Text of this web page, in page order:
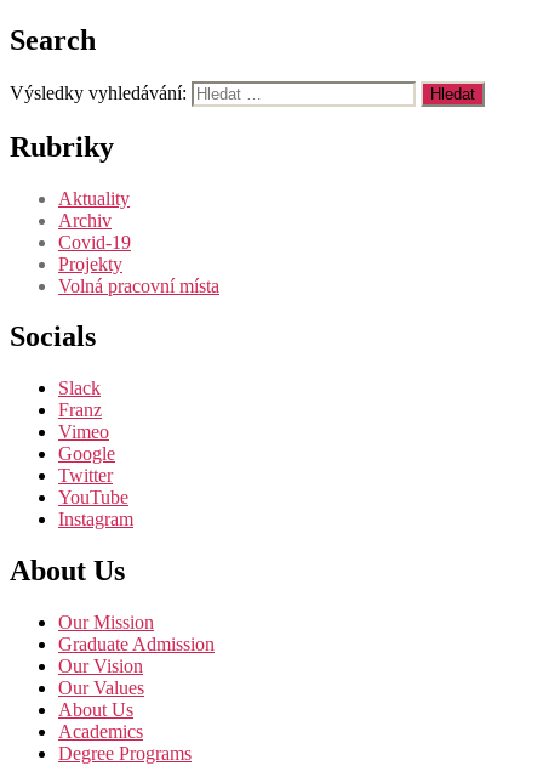
Search
Výsledky vyhledávání:
Rubriky
Aktuality
Archiv
Covid-19
Projekty
Volná pracovní místa
Socials
Slack
Franz
Vimeo
Google
Twitter
YouTube
Instagram
About Us
Our Mission
Graduate Admission
Our Vision
Our Values
About Us
Academics
Degree Programs